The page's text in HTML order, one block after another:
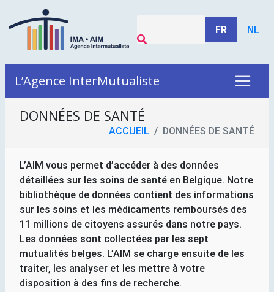
FR NL
L’Agence InterMutualiste
DONNÉES DE SANTÉ
ACCUEIL DONNÉES DE SANTÉ
L’AIM vous permet d’accéder à des données
détaillées sur les soins de santé en Belgique. Notre
bibliothèque de données contient des informations
sur les soins et les médicaments remboursés des
11 millions de citoyens assurés dans notre pays.
Les données sont collectées par les sept
mutualités belges. L’AIM se charge ensuite de les
traiter, les analyser et les mettre à votre
disposition à des fins de recherche.